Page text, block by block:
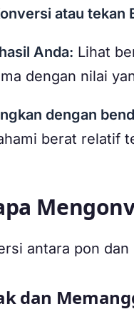
atau tekan
Anda: Lihat
dengan nilai
dengan
berat relatif
antara pon
dan